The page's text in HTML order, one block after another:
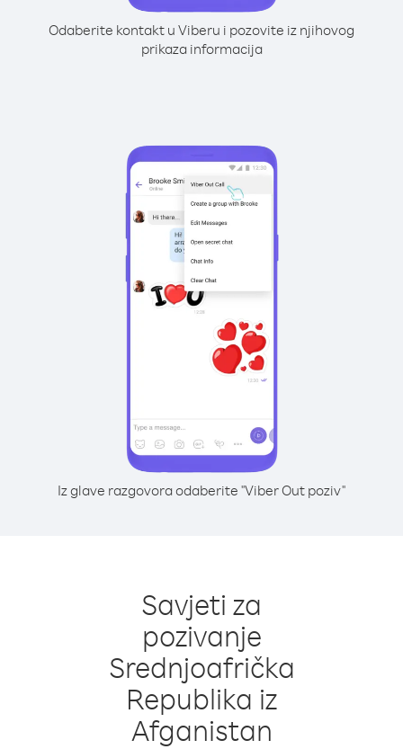
Odaberite kontakt u Viberu i pozovite iz njihovog
prikaza informacija
Iz glave razgovora odaberite "Viber Out poziv"
Savjeti za
pozivanje
Srednjoafrička
Republika iz
Afganistan